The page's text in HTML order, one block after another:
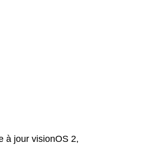
à jour visionOS 2,